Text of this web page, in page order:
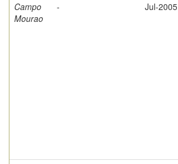
Campo
Mourao
- Jul-2005